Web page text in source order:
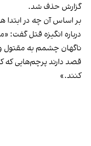
گزارش حذف شد.
بر اساس آن چه در ابتدا
درباره انگیزه قتل گفت:
ناگهان چشمم به مقتول
قصد دارند پرچم‌هایی که
کنند.»